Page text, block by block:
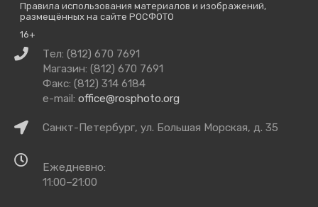
Правила использования материалов и изображений,
размещённых на сайте РОСФОТО
16+
Связаться
нами
Тел: (812) 670 7691
Магазин: (812) 670 7691
Факс: (812) 314 6184
e-mail: office@rosphoto.org
КакСанкт-Петербург, ул. Большая Морская, д. 35
работы
Ежедневно:
11:00–21:00